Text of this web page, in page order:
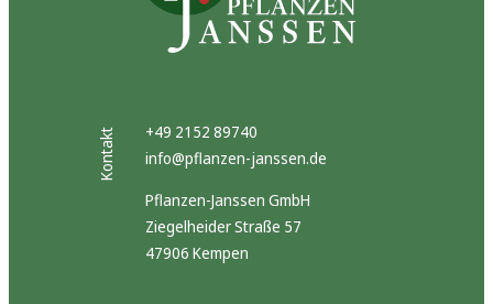
Kontakt
+49 2152 89740
info@pflanzen-janssen.de
Pflanzen-Janssen GmbH
Ziegelheider Straße 57
47906 Kempen